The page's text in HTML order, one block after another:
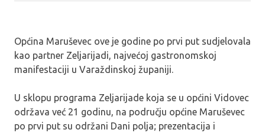
Općina Maruševec ove je godine po prvi put sudjelovala
kao partner Zeljarijadi, najvećoj gastronomskoj
manifestaciji u Varaždinskoj županiji.
U sklopu programa Zeljarijade koja se u općini Vidovec
održava već 21 godinu, na području općine Maruševec
po prvi put su održani Dani polja; prezentacija i